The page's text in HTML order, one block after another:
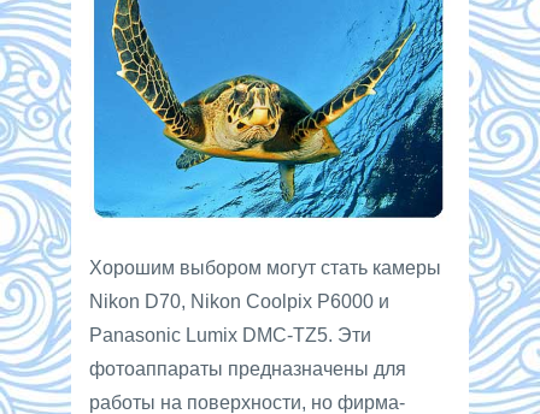
Хорошим выбором могут стать камеры
Nikon D70, Nikon Coolpix P6000 и
Panasonic Lumix DMC-TZ5. Эти
фотоаппараты предназначены для
работы на поверхности, но фирма-